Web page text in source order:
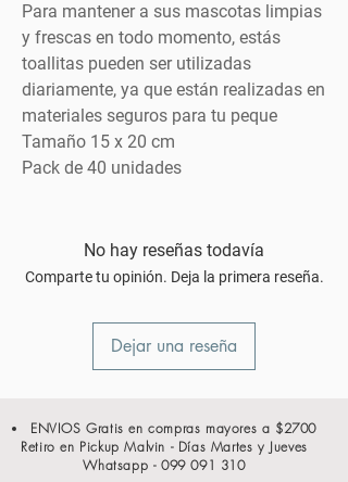
Para mantener a sus mascotas limpias
y frescas en todo momento, estás
toallitas pueden ser utilizadas
diariamente, ya que están realizadas en
materiales seguros para tu peque
Tamaño 15 x 20 cm
Pack de 40 unidades
No hay reseñas todavía
Comparte tu opinión. Deja la primera reseña.
Dejar una reseña
ENVIOS Gratis en compras mayores a $2700
Retiro en Pickup Malvin - Días Martes y Jueves
Whatsapp - 099 091 310